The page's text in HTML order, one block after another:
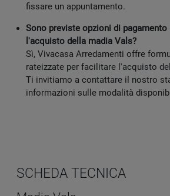
fissare un appuntamento.
Sono previste opzioni di pagamento
l'acquisto della madia Vals?
Sì, Vivacasa Arredamenti offre
rateizzate per facilitare l'acquisto
Ti invitiamo a contattare il nostro
informazioni sulle modalità
SCHEDA TECNICA